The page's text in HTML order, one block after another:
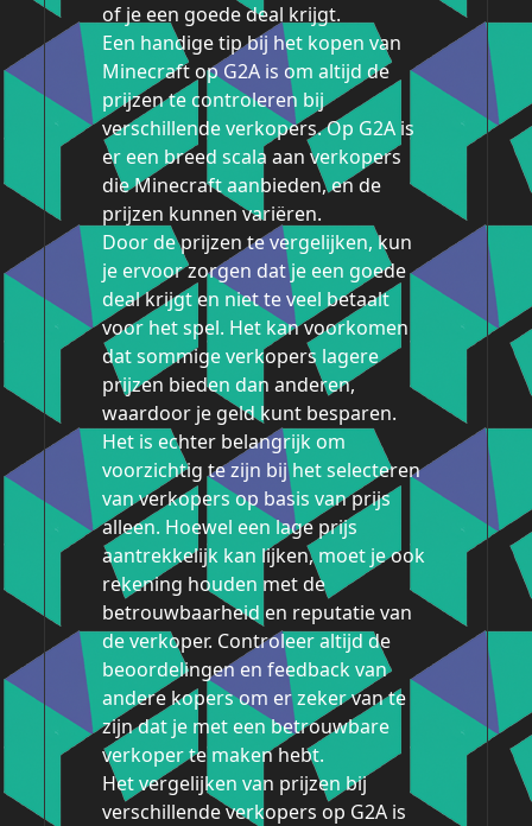
of je een goede deal krijgt.
Een handige tip bij het kopen van
Minecraft op G2A is om altijd de
prijzen te controleren bij
verschillende verkopers. Op G2A is
er een breed scala aan verkopers
die Minecraft aanbieden, en de
prijzen kunnen variëren.
Door de prijzen te vergelijken, kun
je ervoor zorgen dat je een goede
deal krijgt en niet te veel betaalt
voor het spel. Het kan voorkomen
dat sommige verkopers lagere
prijzen bieden dan anderen,
waardoor je geld kunt besparen.
Het is echter belangrijk om
voorzichtig te zijn bij het selecteren
van verkopers op basis van prijs
alleen. Hoewel een lage prijs
aantrekkelijk kan lijken, moet je ook
rekening houden met de
betrouwbaarheid en reputatie van
de verkoper. Controleer altijd de
beoordelingen en feedback van
andere kopers om er zeker van te
zijn dat je met een betrouwbare
verkoper te maken hebt.
Het vergelijken van prijzen bij
verschillende verkopers op G2A is